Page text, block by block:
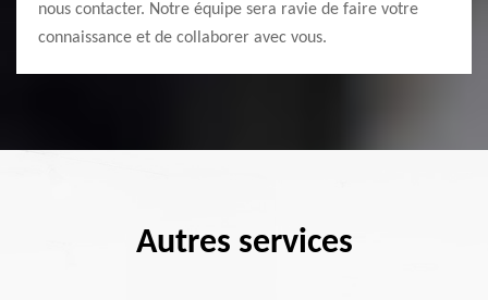
nous contacter. Notre équipe sera ravie de faire votre
connaissance et de collaborer avec vous.
Autres services